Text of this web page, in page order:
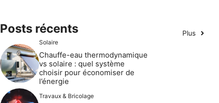
Posts récents Plus
Solaire
Chauffe-eau thermodynamique
vs solaire : quel système
choisir pour économiser de
l’énergie
Travaux & Bricolage